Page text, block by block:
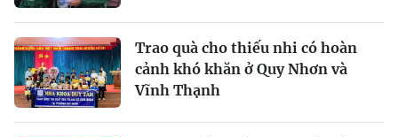
Trao quà cho thiếu nhi có hoàn
cảnh khó khăn ở Quy Nhơn và
Vĩnh Thạnh